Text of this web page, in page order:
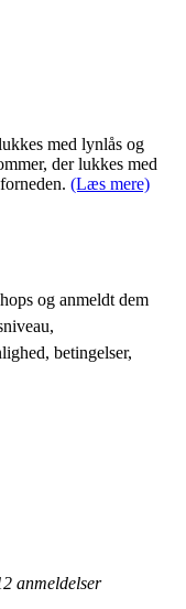
med lynlås og
der lukkes med
(Læs mere)
og anmeldt dem
betingelser,
anmeldelser